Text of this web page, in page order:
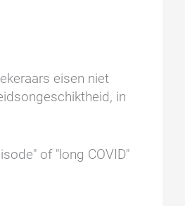
eisen niet
in
of "long COVID"